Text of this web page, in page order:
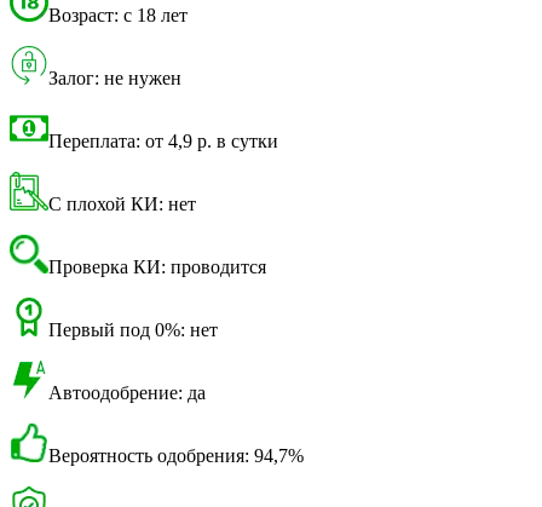
Возраст: с 18 лет
Залог: не нужен
Переплата: от 4,9 р. в сутки
С плохой КИ: нет
Проверка КИ: проводится
Первый под 0%: нет
Автоодобрение: да
Вероятность одобрения: 94,7%